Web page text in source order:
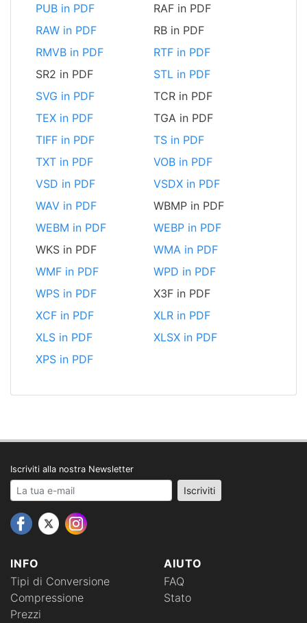
PUB in PDF
RAF in PDF
RAW in PDF
RB in PDF
RMVB in PDF
RTF in PDF
SR2 in PDF
STL in PDF
SVG in PDF
TCR in PDF
TEX in PDF
TGA in PDF
TIFF in PDF
TS in PDF
TXT in PDF
VOB in PDF
VSD in PDF
VSDX in PDF
WAV in PDF
WBMP in PDF
WEBM in PDF
WEBP in PDF
WKS in PDF
WMA in PDF
WMF in PDF
WPD in PDF
WPS in PDF
X3F in PDF
XCF in PDF
XLR in PDF
XLS in PDF
XLSX in PDF
XPS in PDF
INFO
Tipi di Conversione
Compressione
Prezzi
AIUTO
FAQ
Stato
Iscriviti alla nostra Newsletter
Your email address Iscriviti